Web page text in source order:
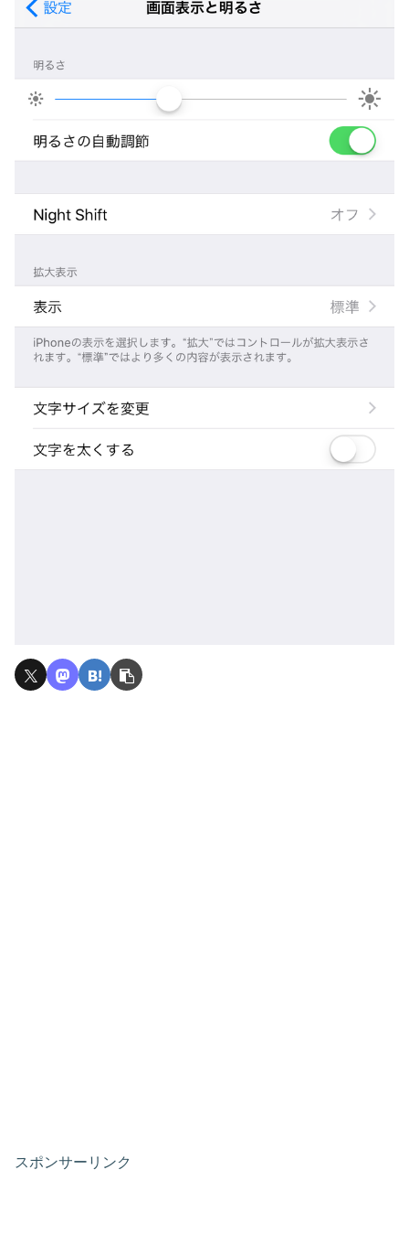
スポンサーリンク